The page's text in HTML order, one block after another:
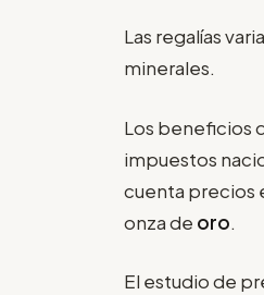
Las regalías
minerales.
Los beneficios
impuestos
cuenta precios
onza de oro.
El estudio de